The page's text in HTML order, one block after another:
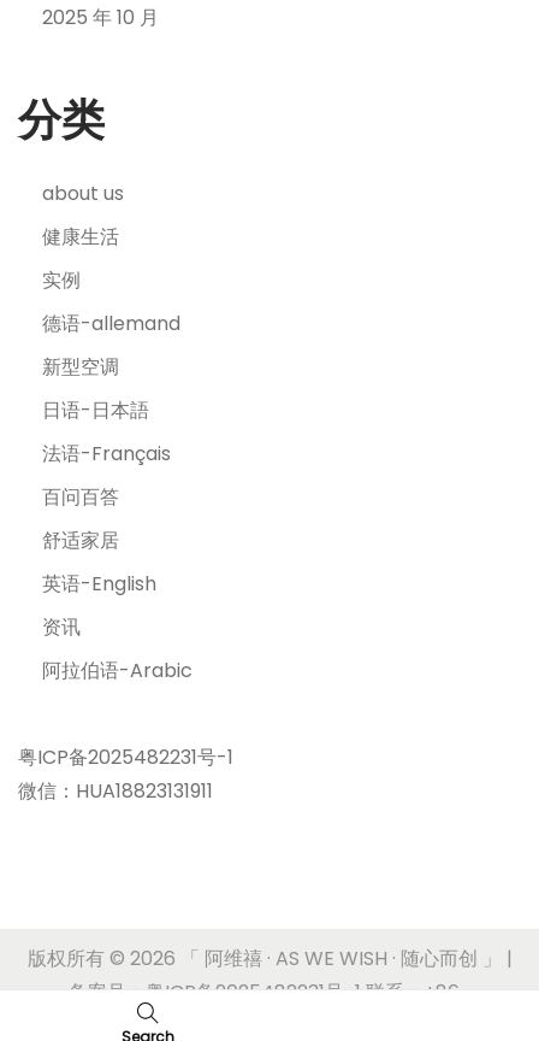
2025 年 10 月
分类
about us
健康生活
实例
德语-allemand
新型空调
日语-日本語
法语-Français
百问百答
舒适家居
英语-English
资讯
阿拉伯语-Arabic
粤ICP备2025482231号-1
微信：HUA18823131911
Search
版权所有 © 2026 「 阿维禧 · AS WE WISH · 随心而创 」
|
备案号：粤ICP备2025482231号-1 联系：+86-